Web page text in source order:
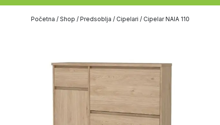
Početna / Shop / Predsoblja / Cipelari / Cipelar NAIA 110